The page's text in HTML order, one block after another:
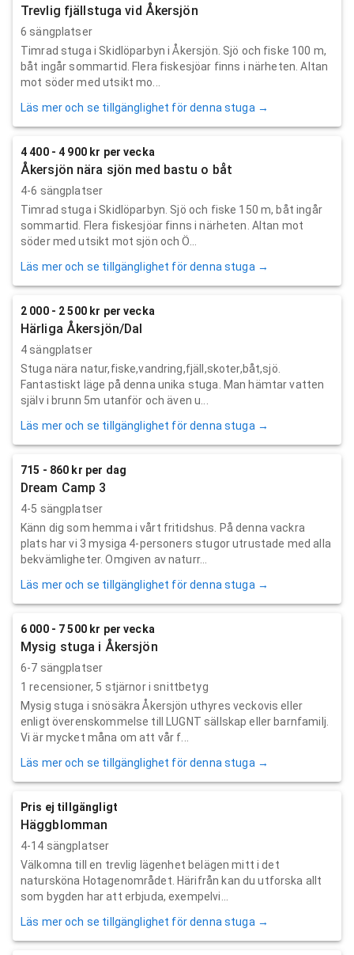
Trevlig fjällstuga vid Åkersjön
6 sängplatser
Timrad stuga i Skidlöparbyn i Åkersjön. Sjö och fiske 100 m,
båt ingår sommartid. Flera fiskesjöar finns i närheten. Altan
mot söder med utsikt mo...
Läs mer och se tillgänglighet för denna stuga →
4 400 - 4 900 kr per vecka
Åkersjön nära sjön med bastu o båt
4-6 sängplatser
Timrad stuga i Skidlöparbyn. Sjö och fiske 150 m, båt ingår
sommartid. Flera fiskesjöar finns i närheten. Altan mot
söder med utsikt mot sjön och Ö...
Läs mer och se tillgänglighet för denna stuga →
2 000 - 2 500 kr per vecka
Härliga Åkersjön/Dal
4 sängplatser
Stuga nära natur,fiske,vandring,fjäll,skoter,båt,sjö.
Fantastiskt läge på denna unika stuga. Man hämtar vatten
själv i brunn 5m utanför och även u...
Läs mer och se tillgänglighet för denna stuga →
715 - 860 kr per dag
Dream Camp 3
4-5 sängplatser
Känn dig som hemma i vårt fritidshus. På denna vackra
plats har vi 3 mysiga 4-personers stugor utrustade med alla
bekvämligheter. Omgiven av naturr...
Läs mer och se tillgänglighet för denna stuga →
6 000 - 7 500 kr per vecka
Mysig stuga i Åkersjön
6-7 sängplatser
1 recensioner, 5 stjärnor i snittbetyg
Mysig stuga i snösäkra Åkersjön uthyres veckovis eller
enligt överenskommelse till LUGNT sällskap eller barnfamilj.
Vi är mycket måna om att vår f...
Läs mer och se tillgänglighet för denna stuga →
Pris ej tillgängligt
Häggblomman
4-14 sängplatser
Välkomna till en trevlig lägenhet belägen mitt i det
natursköna Hotagenområdet. Härifrån kan du utforska allt
som bygden har att erbjuda, exempelvi...
Läs mer och se tillgänglighet för denna stuga →